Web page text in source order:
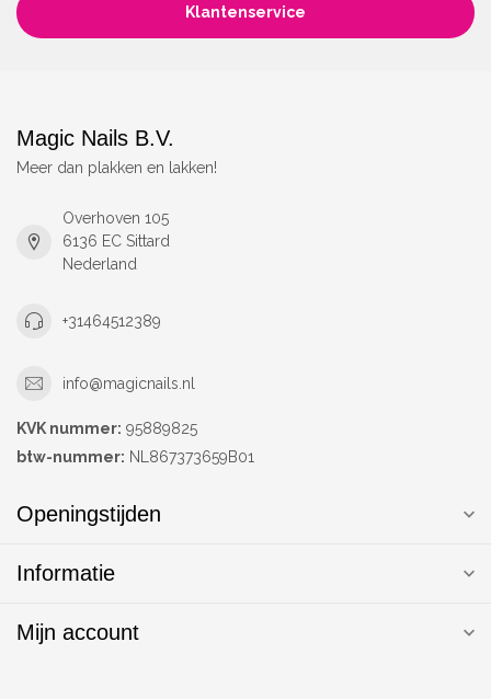
Klantenservice
Magic Nails B.V.
Meer dan plakken en lakken!
Overhoven 105
6136 EC Sittard
Nederland
+31464512389
info@magicnails.nl
KVK nummer: 95889825
btw-nummer: NL867373659B01
Openingstijden
Informatie
Mijn account